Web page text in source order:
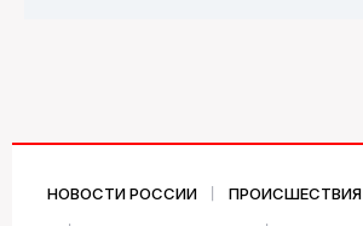
НОВОСТИ РОССИИ ПРОИСШЕСТВИЯ